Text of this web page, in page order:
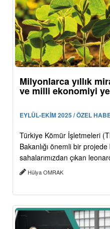
Milyonlarca yıllık
ve milli ekonomiyi
EYLÜL-EKİM 2025 / ÖZEL
Türkiye Kömür İşletmeleri
Bakanlığı önemli bir
sahalarımızdan çıkan
Hülya OMRAK